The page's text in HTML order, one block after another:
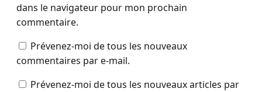
dans le navigateur pour mon prochain
commentaire.
Prévenez-moi de tous les nouveaux
commentaires par e-mail.
Prévenez-moi de tous les nouveaux articles par